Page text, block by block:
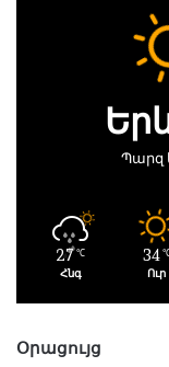
Պարզ
27 ℃
Հնգ
34
Ուր
Օրացույց